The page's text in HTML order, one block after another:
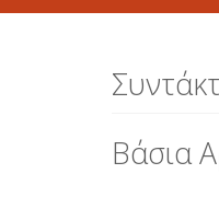
Βάσια